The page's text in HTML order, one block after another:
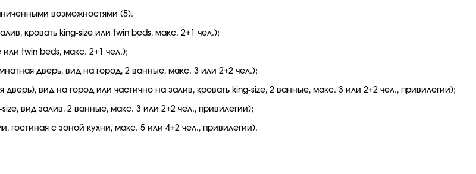
возможностями (5).
кровать king-size или twin beds, макс. 2+1 чел.);
или twin beds, макс. 2+1 чел.);
дверь, вид на город, 2 ванные, макс. 3 или 2+2 чел.);
вид на город или частично на залив, кровать king-size, 2 ванные, макс. 3 или 2+2 чел., привилегии);
вид залив, 2 ванные, макс. 3 или 2+2 чел., привилегии);
гостиная с зоной кухни, макс. 5 или 4+2 чел., привилегии).